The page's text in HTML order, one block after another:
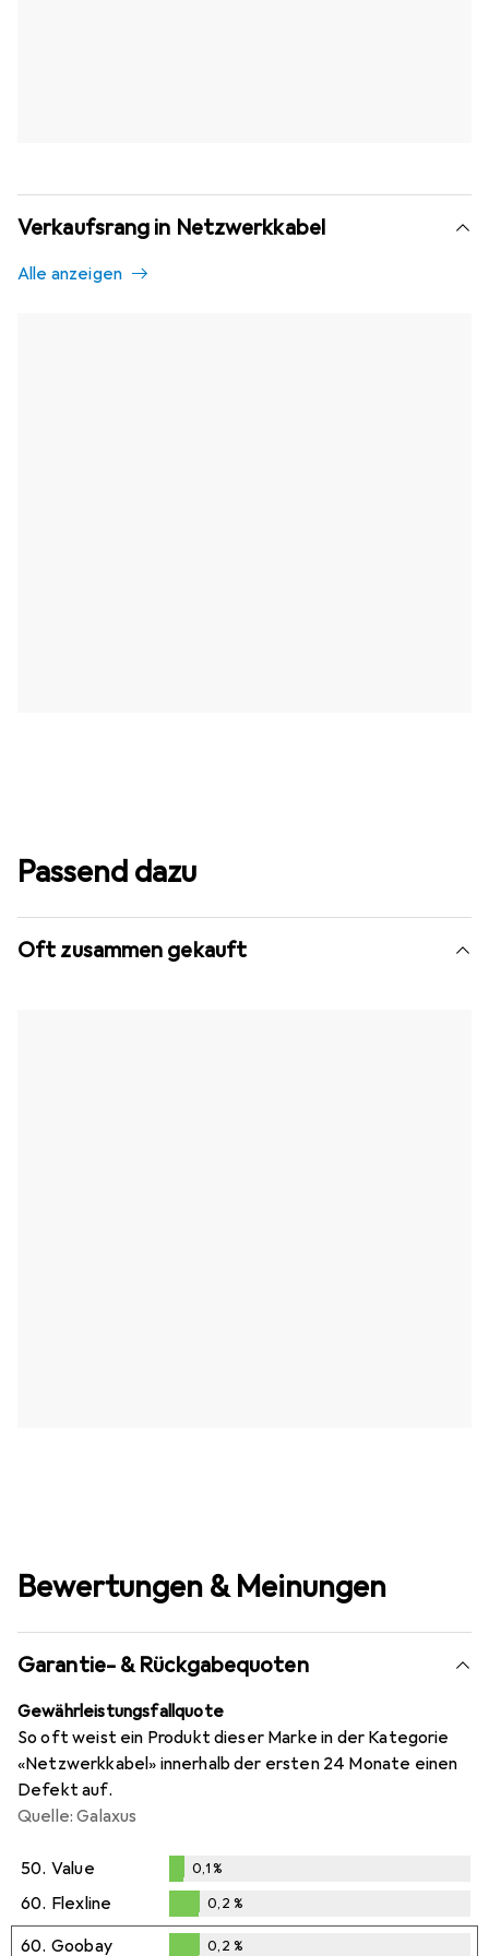
Verkaufsrang in Netzwerkkabel
Alle anzeigen
Passend dazu
Oft zusammen gekauft
Bewertungen & Meinungen
Garantie- & Rückgabequoten
Gewährleistungsfallquote
So oft weist ein Produkt dieser Marke in der Kategorie
«Netzwerkkabel» innerhalb der ersten 24 Monate einen
Defekt auf.
Quelle: Galaxus
50. Value
%
0,1%
60. Flexline
0,2%
0,2 %
60. Goobay 0,2 %